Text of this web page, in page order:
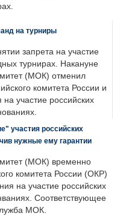
на турниры
запрета на участие
турнирах. Накануне
(МОК) отменил
комитета России и
участие российских
участия российских
нужные ему гарантии
(МОК) временно
комитета России (ОКР)
на участие российских
Соответствующее
МОК.